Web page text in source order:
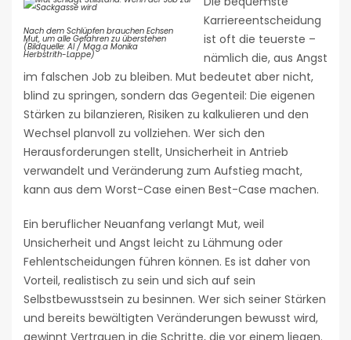
Nach dem Schlüpfen brauchen Echsen
Mut, um alle Gefahren zu überstehen
(Bildquelle: AI / Mag.a Monika
Herbstrith-Lappe)
Karriereentscheidung
ist oft die teuerste –
nämlich die, aus Angst
im falschen Job zu bleiben. Mut bedeutet aber nicht,
blind zu springen, sondern das Gegenteil: Die eigenen
Stärken zu bilanzieren, Risiken zu kalkulieren und den
Wechsel planvoll zu vollziehen. Wer sich den
Herausforderungen stellt, Unsicherheit in Antrieb
verwandelt und Veränderung zum Aufstieg macht,
kann aus dem Worst-Case einen Best-Case machen.
Ein beruflicher Neuanfang verlangt Mut, weil
Unsicherheit und Angst leicht zu Lähmung oder
Fehlentscheidungen führen können. Es ist daher von
Vorteil, realistisch zu sein und sich auf sein
Selbstbewusstsein zu besinnen. Wer sich seiner Stärken
und bereits bewältigten Veränderungen bewusst wird,
gewinnt Vertrauen in die Schritte, die vor einem liegen.